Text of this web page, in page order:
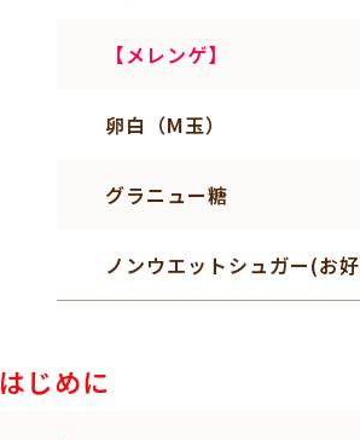
【メレンゲ】
卵白（M玉）
グラニュー糖
ノンウエットシュガー(お
はじめに